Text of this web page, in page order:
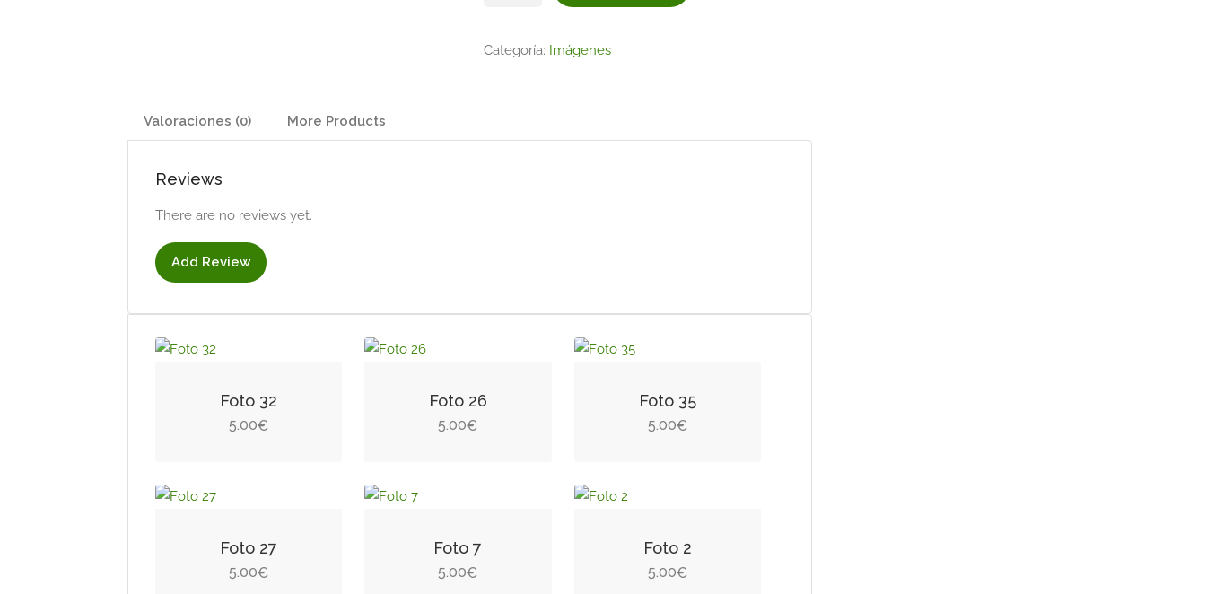
Categoría: Imágenes
Valoraciones (0) More Products
Reviews
There are no reviews yet.
Add Review
Foto 32
5.00€
Foto 26
5.00€
Foto 35
5.00€
Foto 27
5.00€
Foto 7
5.00€
Foto 2
5.00€